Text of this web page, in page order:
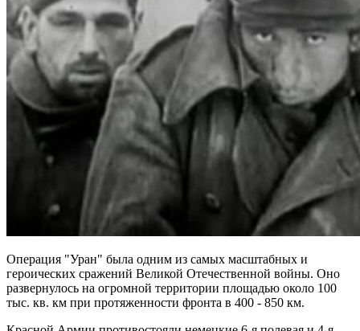
Операция "Уран" была одним из самых масштабных и
героических сражений Великой Отечественной войны. Оно
развернулось на огромной территории площадью около 100
тыс. кв. км при протяженности фронта в 400 - 850 км.